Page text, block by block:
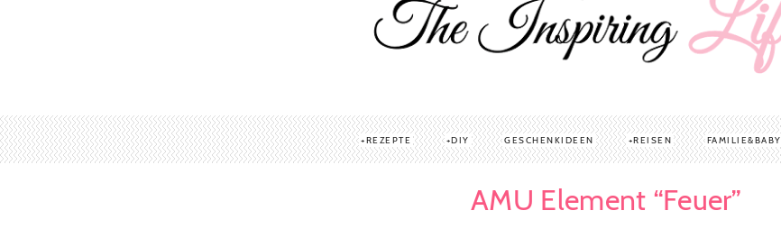
REZEPTE DIY GESCHENKIDEEN REISEN FAMILIE&BABY
AMU Element “Feuer”